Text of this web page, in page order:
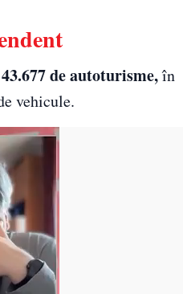
43.677 de autoturisme,în
vehicule.